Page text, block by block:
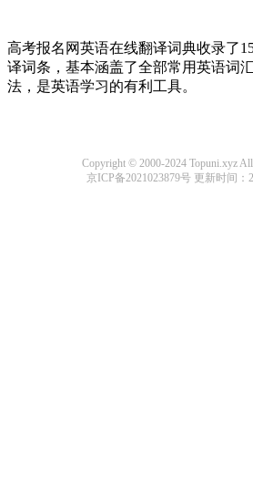
高考报名网英语在线翻译词典收录了
译词条，基本涵盖了全部常用英语词
法，是英语学习的有利工具。
Copyright © 2000-2024 Topuni.xyz All
京ICP备2021023879号更新时间：